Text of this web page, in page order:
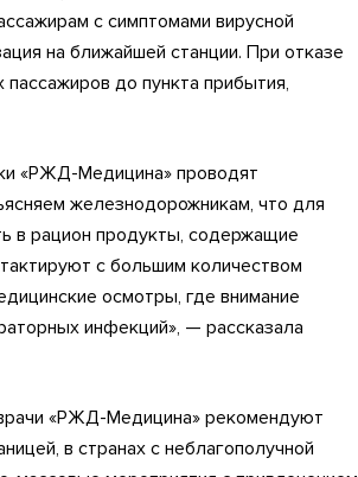
с симптомами вирусной
на ближайшей станции. При отказе
до пункта прибытия,
«РЖД-Медицина» проводят
железнодорожникам, что для
в рацион продукты, содержащие
с большим количеством
осмотры, где внимание
инфекций», — рассказала
«РЖД-Медицина» рекомендуют
в странах с неблагополучной